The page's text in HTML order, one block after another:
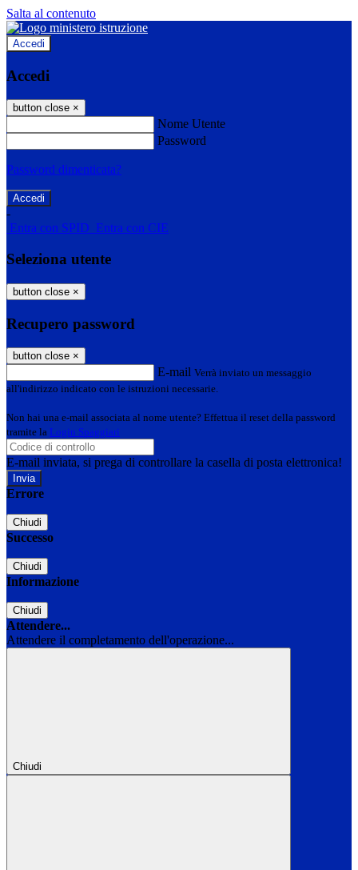
Salta al contenuto
Accedi
Accedi
button close ×
Nome Utente
Password
Password dimenticata?
-
Entra con SPID Entra con CIE
Seleziona utente
button close ×
Recupero password
button close ×
E-mail Verrà inviato un messaggio
all'indirizzo indicato con le istruzioni necessarie.
Non hai una e-mail associata al nome utente? Effettua il reset della password
tramite la Login Spaggiari
E-mail inviata, si prega di controllare la casella di posta elettronica!
Errore
Chiudi
Successo
Chiudi
Informazione
Chiudi
Attendere...
Attendere il completamento dell'operazione...
Chiudi